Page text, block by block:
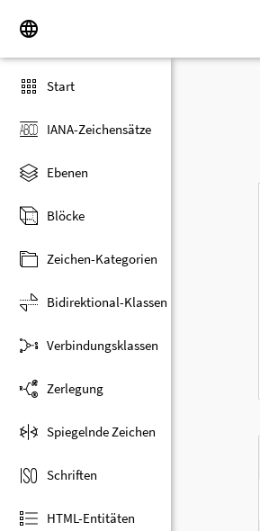
Start
IANA-Zeichensätze
Ebenen
Blöcke
Zeichen-Kategorien
Bidirektional-Klassen
Verbindungsklassen
Zerlegung
Spiegelnde Zeichen
Schriften
HTML-Entitäten